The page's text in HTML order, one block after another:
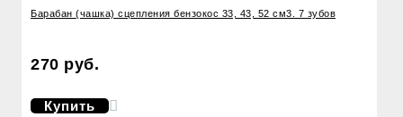
Барабан (чашка) сцепления бензокос 33, 43, 52 см3. 7 зубов
270 руб.
Купить